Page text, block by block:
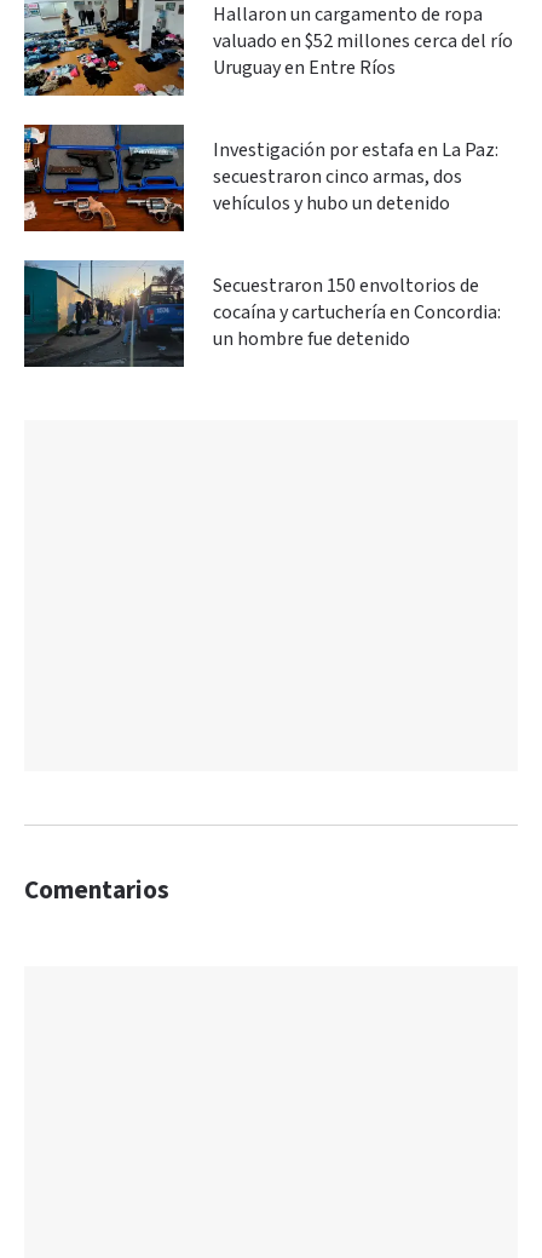
Hallaron un cargamento de ropa
valuado en $52 millones cerca del río
Uruguay en Entre Ríos
Investigación por estafa en La Paz:
secuestraron cinco armas, dos
vehículos y hubo un detenido
Secuestraron 150 envoltorios de
cocaína y cartuchería en Concordia:
un hombre fue detenido
Comentarios